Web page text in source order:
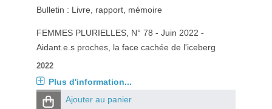
Bulletin : Livre, rapport, mémoire
FEMMES PLURIELLES, N° 78 - Juin 2022 -
Aidant.e.s proches, la face cachée de l'iceberg
2022
Plus d'information...
Ajouter au panier